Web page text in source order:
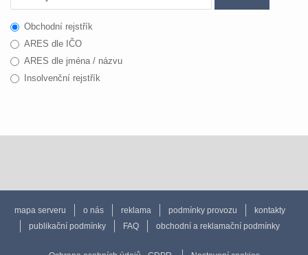
Obchodní rejstřík
ARES dle IČO
ARES dle jména / názvu
Insolvenční rejstřík
mapa serveru o nás reklama podmínky provozu
kontakty
publikační podmínky
FAQ obchodní a reklamační podmínky